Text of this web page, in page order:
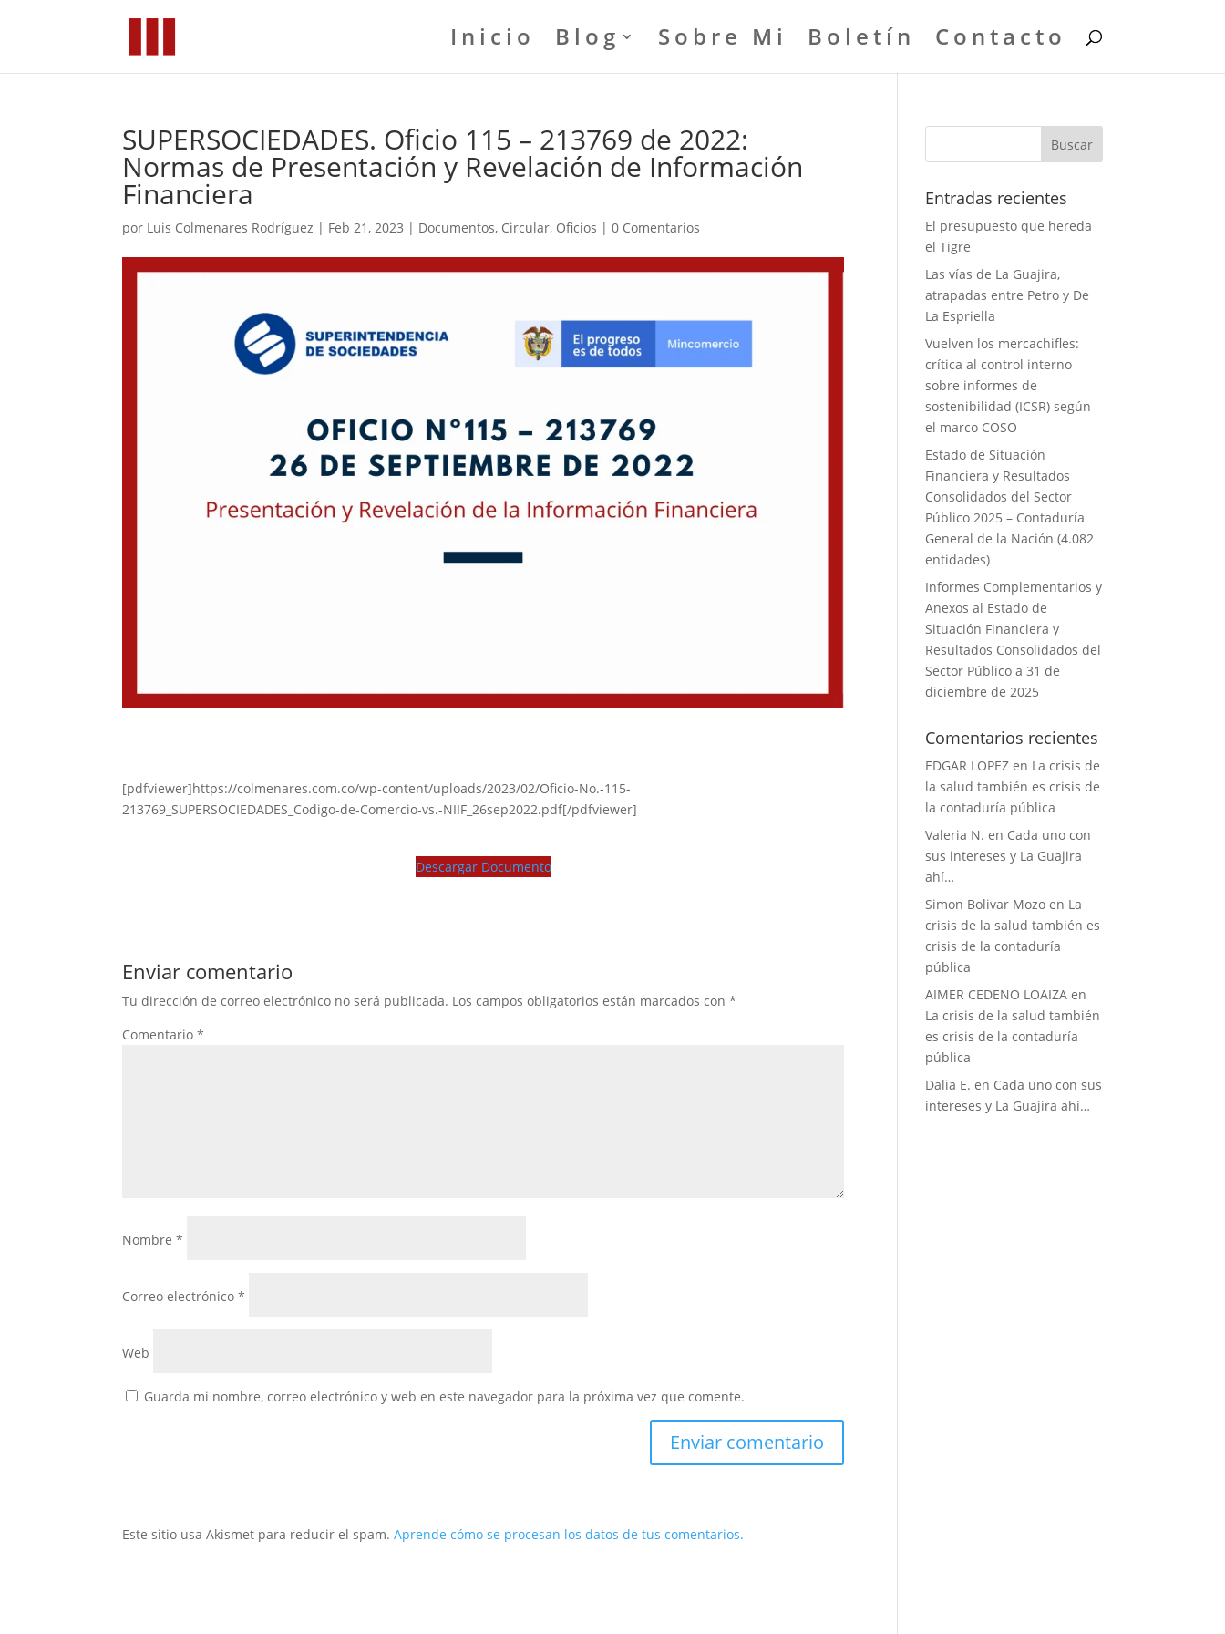
Inicio Blog Sobre Mi Boletín Contacto
SUPERSOCIEDADES. Oficio 115 – 213769 de 2022:
Normas de Presentación y Revelación de Información
Financiera
por Luis Colmenares Rodríguez | Feb 21, 2023 | Documentos, Circular, Oficios |0 Comentarios
[pdfviewer]https://colmenares.com.co/wp-content/uploads/2023/02/Oficio-No.-115-
213769_SUPERSOCIEDADES_Codigo-de-Comercio-vs.-NIIF_26sep2022.pdf[/pdfviewer]
Descargar Documento
Enviar comentario
Tu dirección de correo electrónico no será publicada. Los campos obligatorios están marcados con*
Comentario*
Nombre*
Correo electrónico*
Web
Guarda mi nombre, correo electrónico y web en este navegador para la próxima vez que comente.
Este sitio usa Akismet para reducir el spam.Aprende cómo se procesan los datos de tus comentarios.
Entradas recientes
El presupuesto que hereda
el Tigre
Las vías de La Guajira,
atrapadas entre Petro y De
La Espriella
Vuelven los mercachifles:
crítica al control interno
sobre informes de
sostenibilidad (ICSR) según
el marco COSO
Estado de Situación
Financiera y Resultados
Consolidados del Sector
Público 2025 – Contaduría
General de la Nación (4.082
entidades)
Informes Complementarios y
Anexos al Estado de
Situación Financiera y
Resultados Consolidados del
Sector Público a 31 de
diciembre de 2025
Comentarios recientes
EDGAR LOPEZ en La crisis de
la salud también es crisis de
la contaduría pública
Valeria N. en Cada uno con
sus intereses y La Guajira
ahí…
Simon Bolivar Mozo en La
crisis de la salud también es
crisis de la contaduría
pública
AIMER CEDENO LOAIZA en
La crisis de la salud también
es crisis de la contaduría
pública
Dalia E. en Cada uno con sus
intereses y La Guajira ahí…